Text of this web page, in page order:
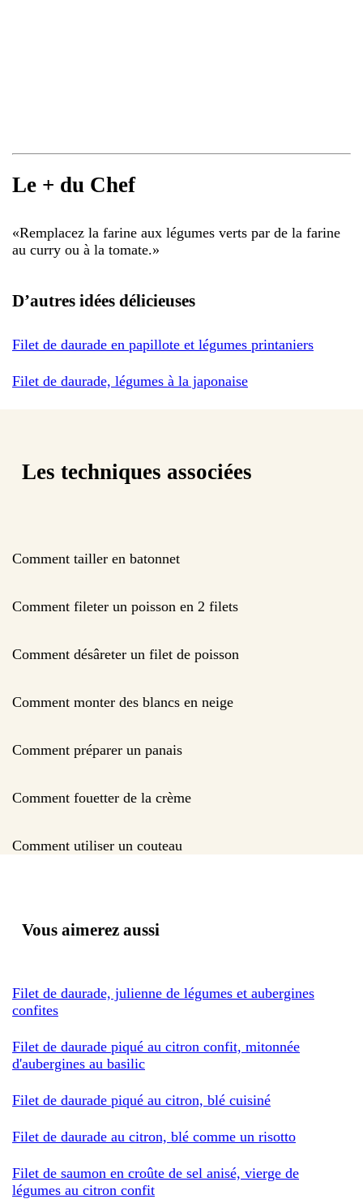
Le + du Chef
«Remplacez la farine aux légumes verts par de la farine
au curry ou à la tomate.»
D’autres idées délicieuses
Filet de daurade en papillote et légumes printaniers
Filet de daurade, légumes à la japonaise
Les techniques associées
Comment tailler en batonnet
Comment fileter un poisson en 2 filets
Comment désâreter un filet de poisson
Comment monter des blancs en neige
Comment préparer un panais
Comment fouetter de la crème
Comment utiliser un couteau
Vous aimerez aussi
Filet de daurade, julienne de légumes et aubergines
confites
Filet de daurade piqué au citron confit, mitonnée
d'aubergines au basilic
Filet de daurade piqué au citron, blé cuisiné
Filet de daurade au citron, blé comme un risotto
Filet de saumon en croûte de sel anisé, vierge de
légumes au citron confit